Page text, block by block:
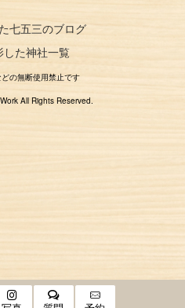
七五三のブログ
した神社一覧
の無断使用禁止です
All Rights Reserved.